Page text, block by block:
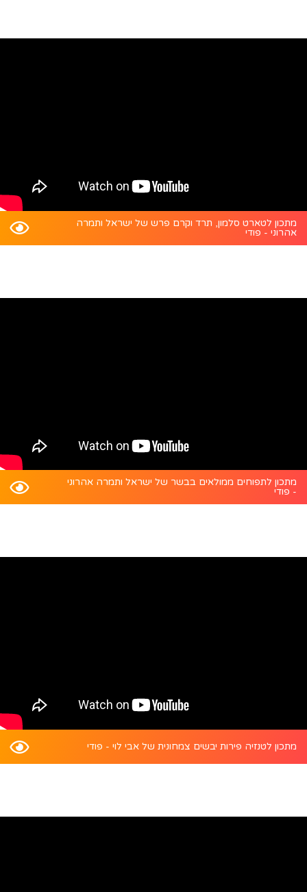
מתכון לטארט סלמון, תרד וקרם פרש של ישראל ותמרה
אהרוני - פודי
מתכון לתפוחים ממולאים בבשר של ישראל ותמרה אהרוני
- פודי
מתכון לטנזיה פירות יבשים צמחונית של אבי לוי - פודי